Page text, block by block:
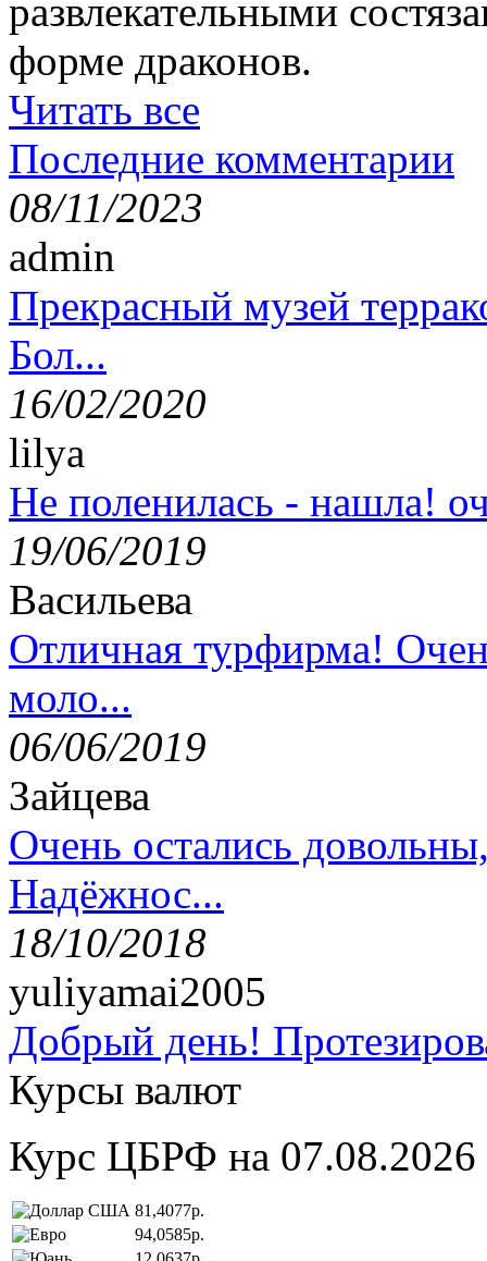
развлекательными
форме драконов.
Читать все
Последние комментарии
08/11/2023
admin
Прекрасный музей
Бол...
16/02/2020
lilya
Не поленилась - нашла!
19/06/2019
Васильева
Отличная турфирма!
моло...
06/06/2019
Зайцева
Очень остались
Надёжнос...
18/10/2018
yuliyamai2005
Добрый день!
Курсы валют
Курс ЦБРФ на 07.08.2026
81,4077р.
94,0585р.